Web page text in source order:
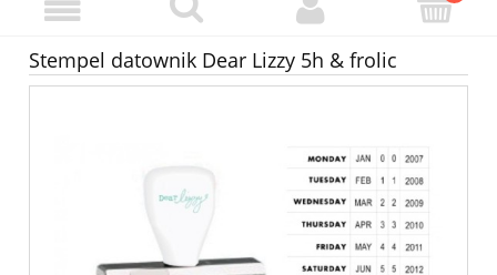
Stempel datownik Dear Lizzy 5h & frolic